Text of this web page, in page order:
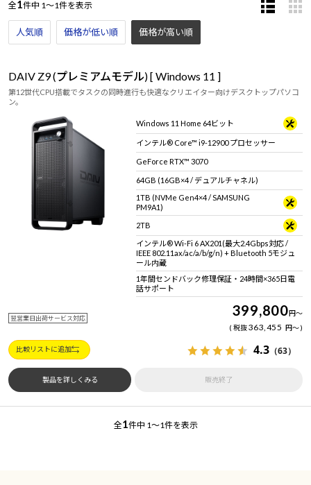
全1件中 1～1件を表示
人気順 価格が低い順 価格が高い順
DAIV Z9 (プレミアムモデル) [ Windows 11 ]
第12世代CPU搭載でタスクの同時進行も快適なクリエイター向けデスクトップパソコ
ン。
Windows 11 Home 64ビット
インテル® Core™ i9-12900 プロセッサー
GeForce RTX™ 3070
64GB (16GB×4 / デュアルチャネル)
1TB (NVMe Gen4×4 / SAMSUNG
PM9A1)
2TB
インテル® Wi-Fi 6 AX201(最大2.4Gbps対応 /
IEEE 802.11ax/ac/a/b/g/n) + Bluetooth 5モジュ
ール内蔵
1年間センドバック修理保証・24時間×365日電
話サポート
翌営業日出荷サービス対応 399,800円～
税抜363,455 円～
比較リストに追加 4.3 （63）
製品を詳しくみる 販売終了
全1件中 1～1件を表示